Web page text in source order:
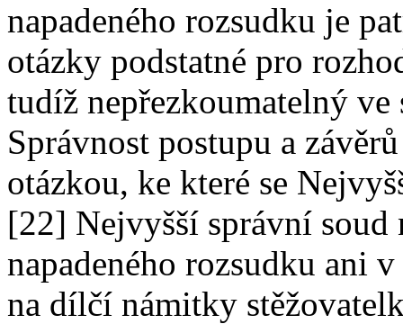
napadeného rozsudku je
otázky podstatné pro
tudíž nepřezkoumatelný
Správnost postupu a
otázkou, ke které se
[22] Nejvyšší správní soud
napadeného rozsudku ani
na dílčí námitky